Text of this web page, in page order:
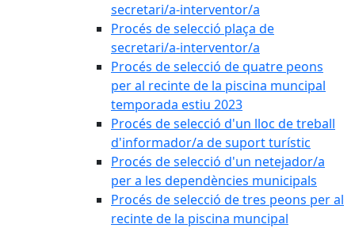
secretari/a-interventor/a
Procés de selecció plaça de
secretari/a-interventor/a
Procés de selecció de quatre peons
per al recinte de la piscina muncipal
temporada estiu 2023
Procés de selecció d'un lloc de treball
d'informador/a de suport turístic
Procés de selecció d'un netejador/a
per a les dependències municipals
Procés de selecció de tres peons per al
recinte de la piscina muncipal